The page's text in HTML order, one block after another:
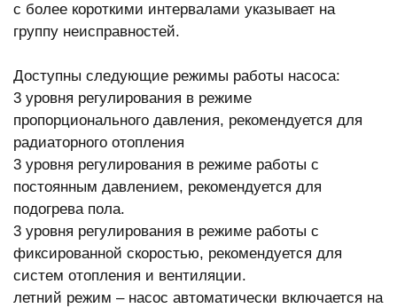
с более короткими интервалами указывает на
группу неисправностей.
Доступны следующие режимы работы насоса:
3 уровня регулирования в режиме
пропорционального давления, рекомендуется для
радиаторного отопления
3 уровня регулирования в режиме работы с
постоянным давлением, рекомендуется для
подогрева пола.
3 уровня регулирования в режиме работы с
фиксированной скоростью, рекомендуется для
систем отопления и вентиляции.
летний режим – насос автоматически включается на